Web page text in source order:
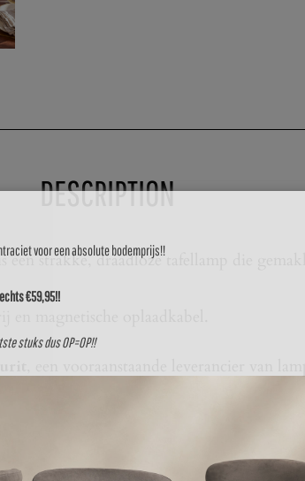
DESCRIPTION
strakke, draadloze tafellamp die
magnetische oplaadkabel.
voor een absolute bodemprijs!!
€59,95!!
stuks dus OP=OP!!